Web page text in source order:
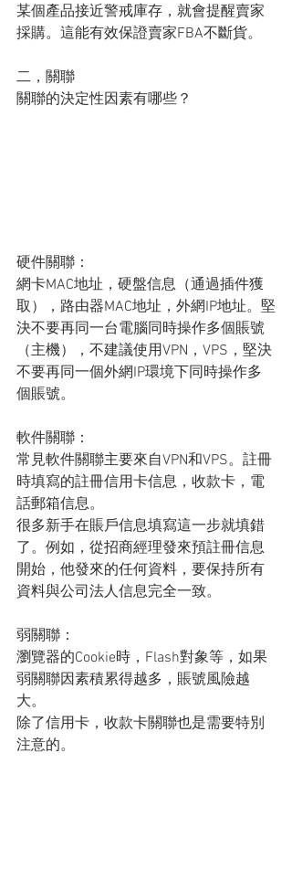
某個產品接近警戒庫存，就會提醒賣家
採購。這能有效保證賣家FBA不斷貨。
二，關聯
關聯的決定性因素有哪些？
硬件關聯：
網卡MAC地址，硬盤信息（通過插件獲
取），路由器MAC地址，外網IP地址。堅
決不要再同一台電腦同時操作多個賬號
（主機），不建議使用VPN，VPS，堅決
不要再同一個外網IP環境下同時操作多
個賬號。
軟件關聯：
常見軟件關聯主要來自VPN和VPS。註冊
時填寫的註冊信用卡信息，收款卡，電
話郵箱信息。
很多新手在賬戶信息填寫這一步就填錯
了。例如，從招商經理發來預註冊信息
開始，他發來的任何資料，要保持所有
資料與公司法人信息完全一致。
弱關聯：
瀏覽器的Cookie時，Flash對象等，如果
弱關聯因素積累得越多，賬號風險越
大。
除了信用卡，收款卡關聯也是需要特別
注意的。